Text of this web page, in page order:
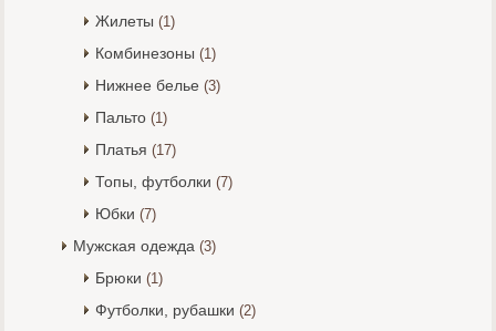
Жилеты (1)
Комбинезоны (1)
Нижнее белье (3)
Пальто (1)
Платья (17)
Топы, футболки (7)
Юбки (7)
Мужская одежда (3)
Брюки (1)
Футболки, рубашки (2)